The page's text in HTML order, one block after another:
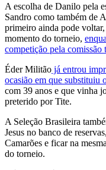
A escolha de Danilo pela
Sandro como também de
primeiro ainda pode
momento do torneio,
competição pela comissão
Éder Militão já entrou
ocasião em que substituiu
com 39 anos e que vinha
preterido por Tite.
A Seleção Brasileira
Jesus no banco de
Camarões e ficar na
do torneio.